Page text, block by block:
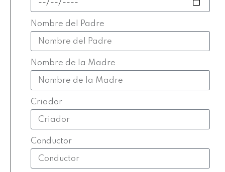
Nombre del Padre
Nombre de la Madre
Criador
Conductor